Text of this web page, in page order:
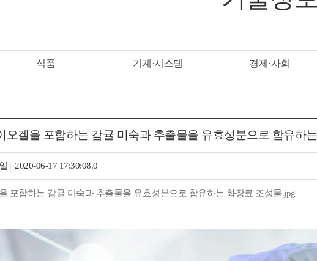
식품 기계·시스템 경제·사회
오겔을 포함하는 감귤 미숙과 추출물을 유효성분으로 함유하
2020-06-17 17:30:08.0
포함하는 감귤 미숙과 추출물을 유효성분으로 함유하는 화장료 조성물.jpg